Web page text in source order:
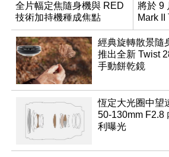
全片幅定焦隨身機與 RED
技術加持機種成焦點
將於 9
Mark
推出
經典旋轉散景隨
推出全新 Twist
手動餅乾鏡
恆定大光圈中望
50-130mm F2.8
利曝光